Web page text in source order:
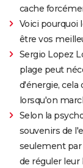
2005 Les
2002 Sur écoute
cache
Voici pourquoi
être vos
Sergio Lopez
plage peut
d'énergie, cela
lorsqu'on
Selon la
souvenirs de
seulement par
de réguler